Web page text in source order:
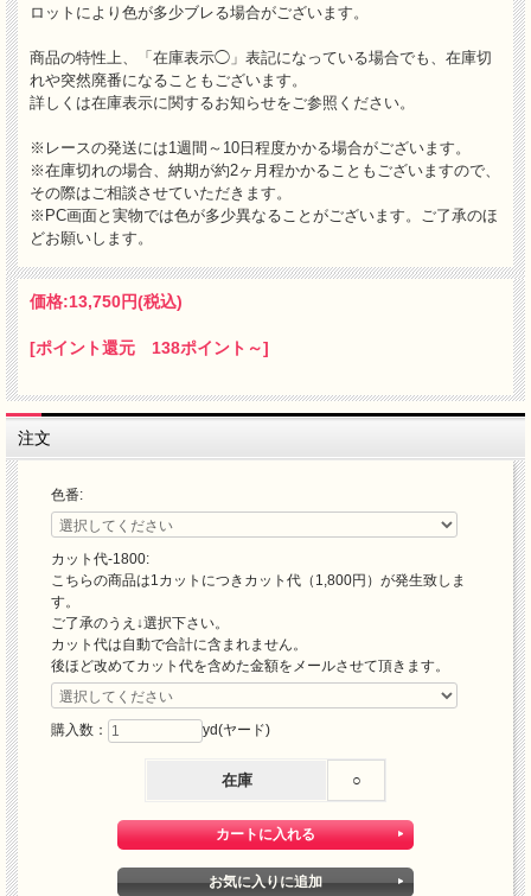
ロットにより色が多少ブレる場合がございます。
商品の特性上、「在庫表示◯」表記になっている場合でも、在庫切
れや突然廃番になることもございます。
詳しくは在庫表示に関するお知らせをご参照ください。
※レースの発送には1週間～10日程度かかる場合がございます。
※在庫切れの場合、納期が約2ヶ月程かかることもございますので、
その際はご相談させていただきます。
※PC画面と実物では色が多少異なることがございます。ご了承のほ
どお願いします。
価格:13,750円(税込)
[ポイント還元 138ポイント～]
注文
色番:
カット代-1800:
こちらの商品は1カットにつきカット代（1,800円）が発生致しま
す。
ご了承のうえ↓選択下さい。
カット代は自動で合計に含まれません。
後ほど改めてカット代を含めた金額をメールさせて頂きます。
購入数： yd(ヤード)
在庫 ○